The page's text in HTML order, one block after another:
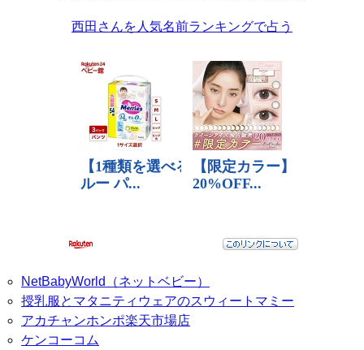
西田さんを人気名前ランキングで占う
NetBabyWorld（ネットベビー）
授乳服とマタニティウェアのスウィートマミー
アカチャンホンポ楽天市場店
ケンコーコム